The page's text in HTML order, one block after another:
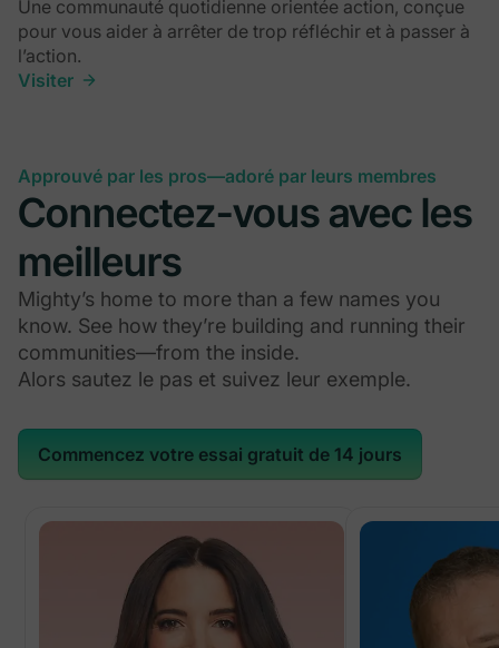
Une communauté quotidienne orientée action, conçue
pour vous aider à arrêter de trop réfléchir et à passer à
l’action.
Visiter
Approuvé par les pros—adoré par leurs membres
Connectez-vous avec les
meilleurs
Mighty’s home to more than a few names you
know. See how they’re building and running their
communities—from the inside.
Alors sautez le pas et suivez leur exemple.
Commencez votre essai gratuit de 14 jours